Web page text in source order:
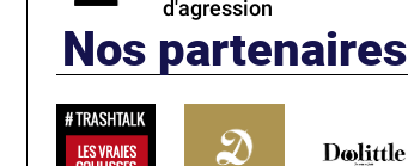
d'agression
Nos partenaires